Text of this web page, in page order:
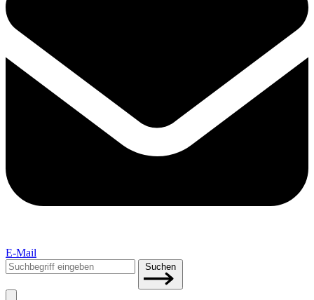
E-Mail
Suchen
nach:
Suchen